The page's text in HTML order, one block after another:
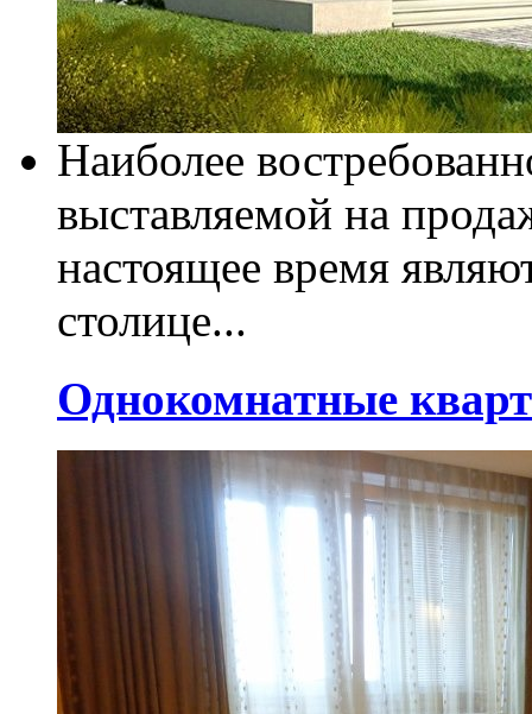
Наиболее
выставляемой на
настоящее время
столице...
Однокомнатные